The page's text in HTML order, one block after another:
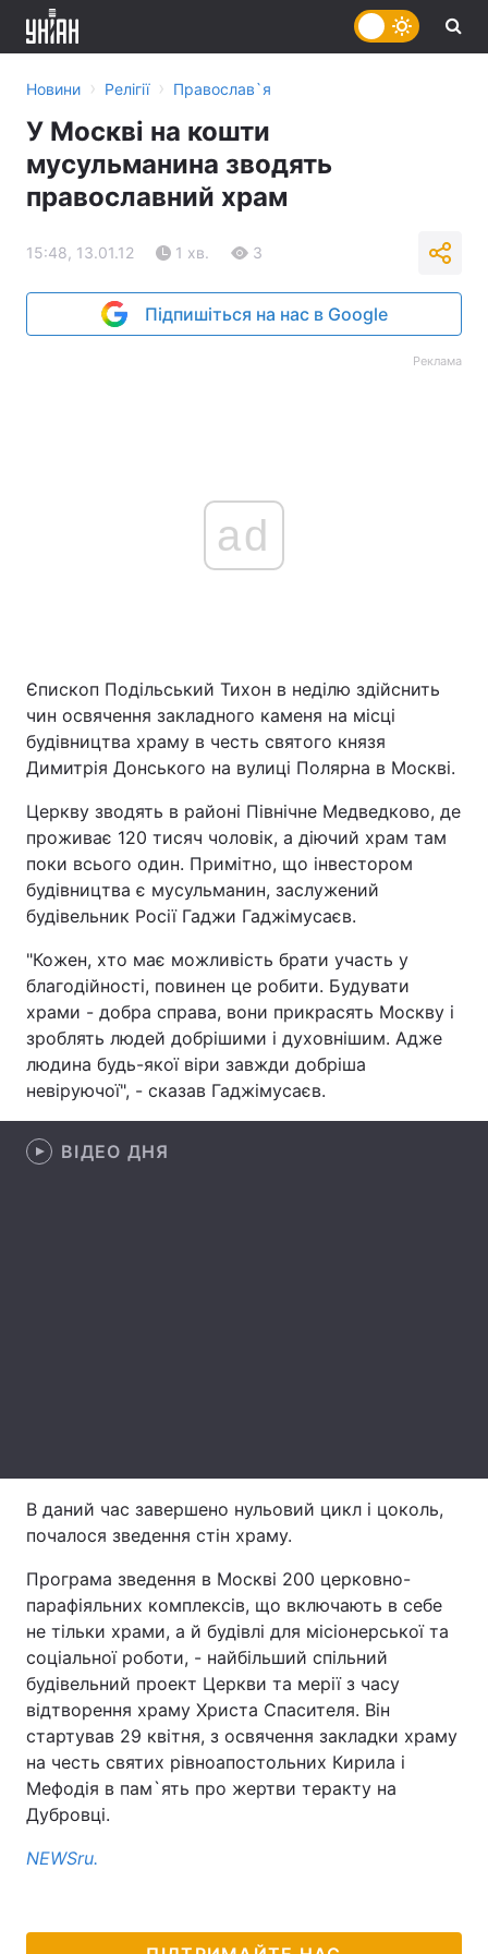
Головна Війна
Україна Політика
Економіка
Лонгріди
Інтерв'ю Думки
Архів Вакансії
Контакти
Послуги
Новини › Релігії › Православ`я
У Москві на кошти
мусульманина зводять
православний храм
15:48, 13.01.12 1 хв. 3
Підпишіться на нас в Google
Реклама
ad
Єпископ Подільський Тихон в неділю здійснить
чин освячення закладного каменя на місці
будівництва храму в честь святого князя
Димитрія Донського на вулиці Полярна в Москві.
Церкву зводять в районі Північне Медведково, де
проживає 120 тисяч чоловік, а діючий храм там
поки всього один. Примітно, що інвестором
будівництва є мусульманин, заслужений
будівельник Росії Гаджи Гаджімусаєв.
"Кожен, хто має можливість брати участь у
благодійності, повинен це робити. Будувати
храми - добра справа, вони прикрасять Москву і
зроблять людей добрішими і духовнішим. Адже
людина будь-якої віри завжди добріша
невіруючої", - сказав Гаджімусаєв.
ВІДЕО ДНЯ
В даний час завершено нульовий цикл і цоколь,
почалося зведення стін храму.
Програма зведення в Москві 200 церковно-
парафіяльних комплексів, що включають в себе
не тільки храми, а й будівлі для місіонерської та
соціальної роботи, - найбільший спільний
будівельний проект Церкви та мерії з часу
відтворення храму Христа Спасителя. Він
стартував 29 квітня, з освячення закладки храму
на честь святих рівноапостольних Кирила і
Мефодія в пам`ять про жертви теракту на
Дубровці.
NEWSru.